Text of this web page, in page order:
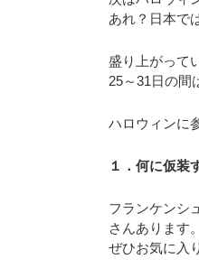
あれ？日本で
盛り上がって
25～31日の間
ハロウィンに
１．何に仮装
フランケンシ
さんあります。
ぜひお気に入